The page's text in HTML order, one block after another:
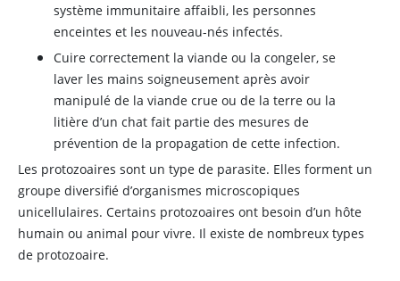
système immunitaire affaibli, les personnes
enceintes et les nouveau-nés infectés.
Cuire correctement la viande ou la congeler, se
laver les mains soigneusement après avoir
manipulé de la viande crue ou de la terre ou la
litière d’un chat fait partie des mesures de
prévention de la propagation de cette infection.
Les protozoaires sont un type de parasite. Elles forment un
groupe diversifié d’organismes microscopiques
unicellulaires. Certains protozoaires ont besoin d’un hôte
humain ou animal pour vivre. Il existe de nombreux types
de protozoaire.